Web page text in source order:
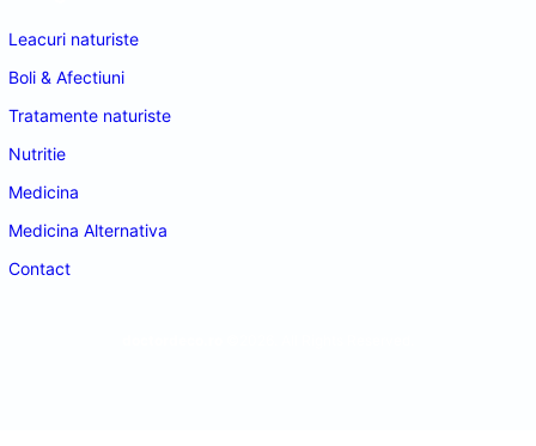
Leacuri naturiste
Boli & Afectiuni
Tratamente naturiste
Nutritie
Medicina
Medicina Alternativa
Contact